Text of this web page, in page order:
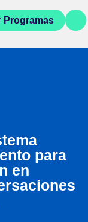
Programas
para
en